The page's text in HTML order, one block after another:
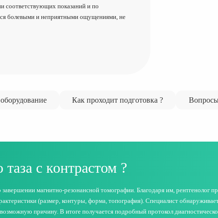
соответствующих показаний и по
болевыми и неприятными ощущениями, не
Как проходит подготовка ?
с контрастом ?
магнитно-резонансной томографии. Благодаря им, рентгенолог
(размер, контуры, форма, топография). Специалист
причину. В итоге получается подробный протокол